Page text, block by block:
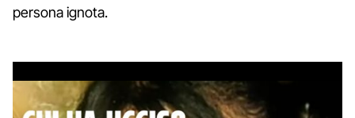
persona ignota.